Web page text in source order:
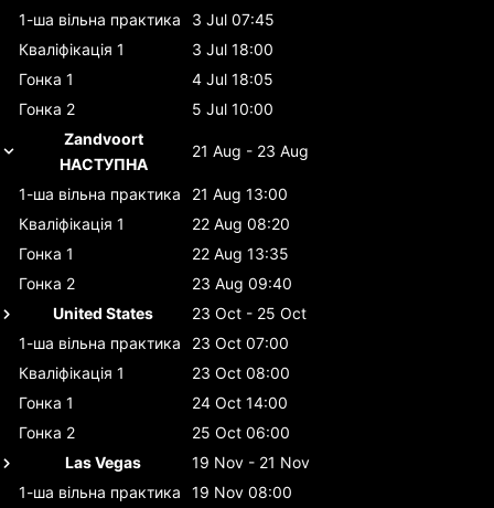
1-ша вільна практика
3 Jul 07:45
Кваліфікація 1
3 Jul 18:00
Гонка 1
4 Jul 18:05
Гонка 2
5 Jul 10:00
Zandvoort
НАСТУПНА
21 Aug - 23 Aug
1-ша вільна практика
21 Aug 13:00
Кваліфікація 1
22 Aug 08:20
Гонка 1
22 Aug 13:35
Гонка 2
23 Aug 09:40
United States
23 Oct - 25 Oct
1-ша вільна практика
23 Oct 07:00
Кваліфікація 1
23 Oct 08:00
Гонка 1
24 Oct 14:00
Гонка 2
25 Oct 06:00
Las Vegas
19 Nov - 21 Nov
1-ша вільна практика
19 Nov 08:00